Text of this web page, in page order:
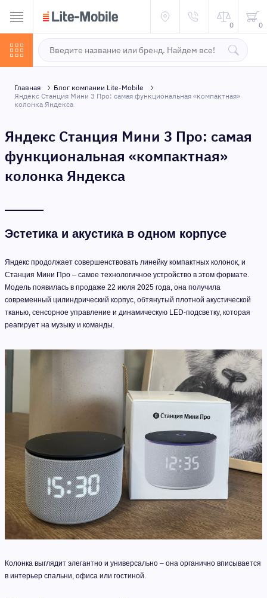
0 0
Главная
Блог компании Lite-Mobile
Яндекс Станция Мини 3 Про: самая функциональная «компактная»
колонка Яндекса
Яндекс Станция Мини 3 Про: самая
функциональная «компактная»
колонка Яндекса
Эстетика и акустика в одном корпусе
Яндекс продолжает совершенствовать линейку компактных колонок, и
Станция Мини Про – самое технологичное устройство в этом формате.
Модель появилась в продаже 22 июля 2025 года, она получила
современный цилиндрический корпус, обтянутый плотной акустической
тканью, сенсорное управление и динамическую LED-подсветку, которая
реагирует на музыку и команды.
Колонка выглядит элегантно и универсально – она органично вписывается
в интерьер спальни, офиса или гостиной.